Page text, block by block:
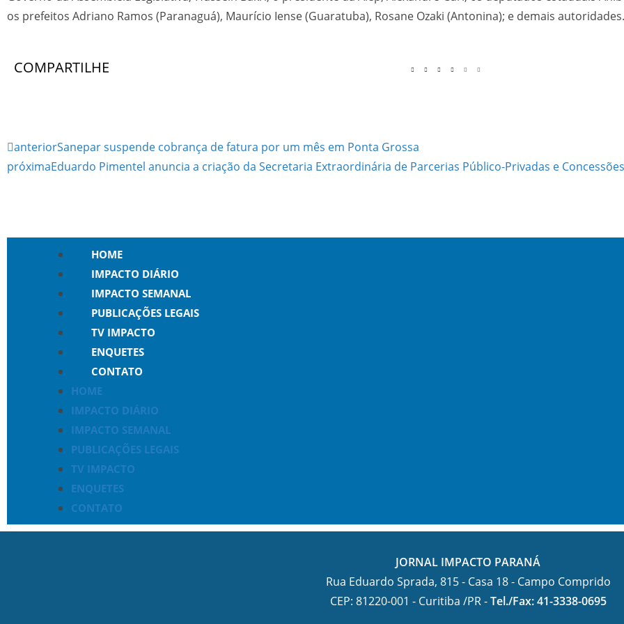
os prefeitos Adriano Ramos (Paranaguá), Maurício Iense (Guaratuba), Rosane Ozaki (Antonina); e demais autoridades.
COMPARTILHE
anteriorSanepar suspende cobrança de fatura por um mês em Ponta Grossa
próximaEduardo Pimentel anuncia a criação da Secretaria Extraordinária de Parcerias Público-Privadas e Concessões
HOME
IMPACTO DIÁRIO
IMPACTO SEMANAL
PUBLICAÇÕES LEGAIS
TV IMPACTO
ENQUETES
CONTATO
HOME
IMPACTO DIÁRIO
IMPACTO SEMANAL
PUBLICAÇÕES LEGAIS
TV IMPACTO
ENQUETES
CONTATO
JORNAL IMPACTO PARANÁ
Rua Eduardo Sprada, 815 - Casa 18 - Campo Comprido
CEP: 81220-001 - Curitiba /PR -Tel./Fax: 41-3338-0695